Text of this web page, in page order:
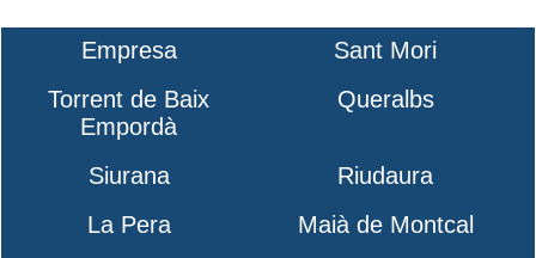
Empresa
Sant Mori
Torrent de Baix
Empordà
Queralbs
Siurana
Riudaura
La Pera
Maià de Montcal